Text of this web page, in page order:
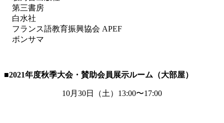
第三書房
白水社
フランス語教育振興協会 APEF
ボンサマ
■2021年度秋季大会・賛助会員展示ルーム（大部屋）
10月 30日（土） 13:00〜17:00